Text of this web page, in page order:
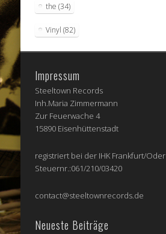
the (34)
Vinyl (82)
Impressum
Steeltown Records
Inh.Maria Zimmermann
Zur Feuerwache 4
15890 Eisenhüttenstadt
registriert bei der IHK Frankfurt/Oder
Steuernr.:061/210/03420
contact@steeltownrecords.de
Neueste Beiträge